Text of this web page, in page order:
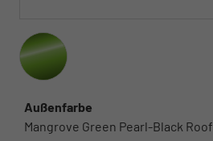
Außenfarbe
Mangrove Green Pearl-Black Roof